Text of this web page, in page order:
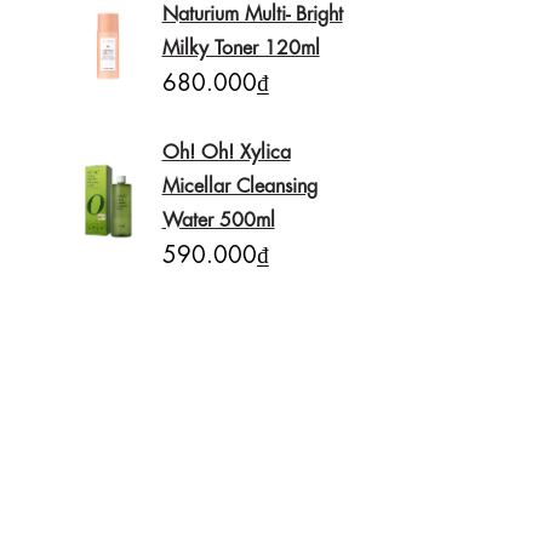
Naturium Multi- Bright
Milky Toner 120ml
680.000₫
Oh! Oh! Xylica
Micellar Cleansing
Water 500ml
590.000₫